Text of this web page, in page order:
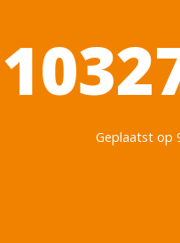
Geplaatst op